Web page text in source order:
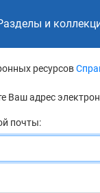
и
ресурсов
Ваш адрес
почты: